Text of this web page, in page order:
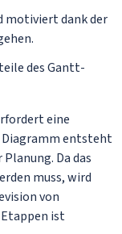
motiviert dank der
des Gantt-
eine
Diagramm entsteht
Da das
muss, wird
von
ist